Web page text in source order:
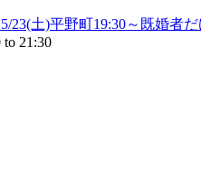
5/23(土)平野町19:30～既婚
to 21:30